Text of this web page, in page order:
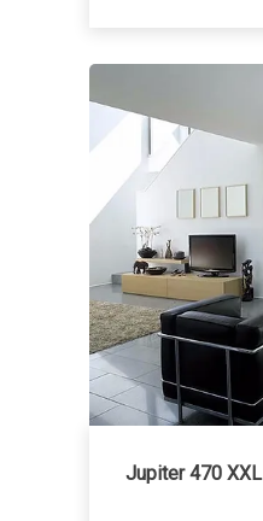
Jupiter 470 XXL